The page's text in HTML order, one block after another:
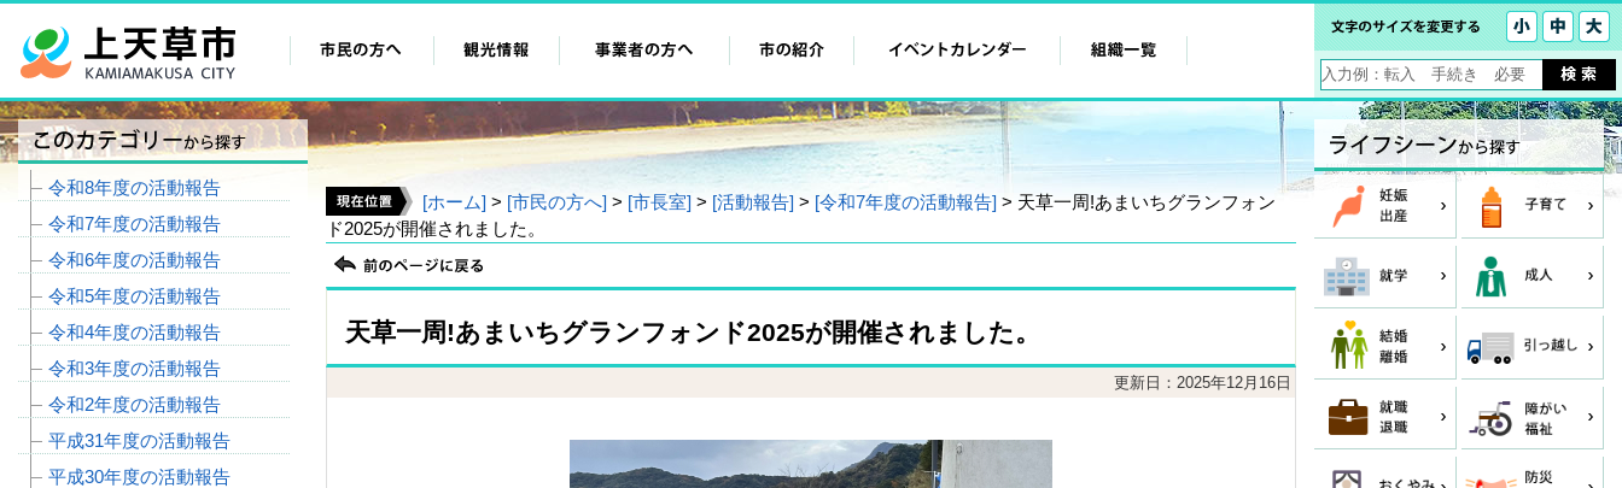
[ホーム] > [市民の方へ] > [市長室] > [活動報告] > [令和7年度の活動報告] > 天草一周!あまいちグランフォン
ド2025が開催されました。
天草一周!あまいちグランフォンド2025が開催されました。
更新日：2025年12月16日
令和8年度の活動報告
令和7年度の活動報告
令和6年度の活動報告
令和5年度の活動報告
令和4年度の活動報告
令和3年度の活動報告
令和2年度の活動報告
平成31年度の活動報告
平成30年度の活動報告